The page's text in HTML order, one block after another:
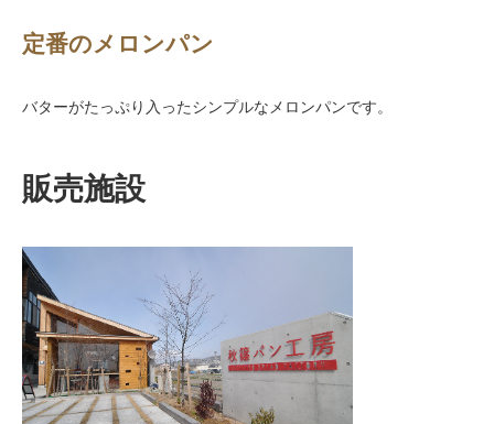
定番のメロンパン
バターがたっぷり入ったシンプルなメロンパンです。
販売施設